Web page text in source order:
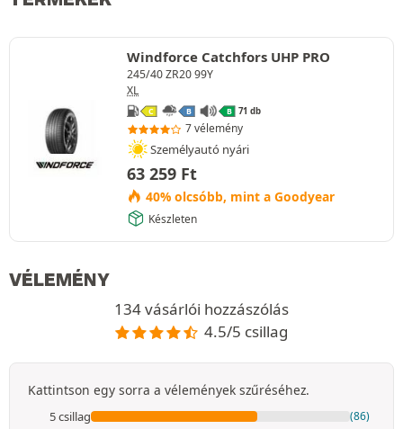
Windforce Catchfors UHP PRO
245/40 ZR20 99Y
XL
C B B 71 db
7 vélemény
Személyautó nyári
63 259 Ft
40% olcsóbb, mint a Goodyear
Készleten
VÉLEMÉNY
134 vásárlói hozzászólás
4.5/5 csillag
Kattintson egy sorra a vélemények szűréséhez.
5 csillag (86)